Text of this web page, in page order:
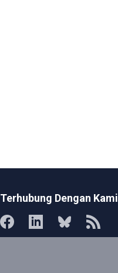
Terhubung Dengan Kami